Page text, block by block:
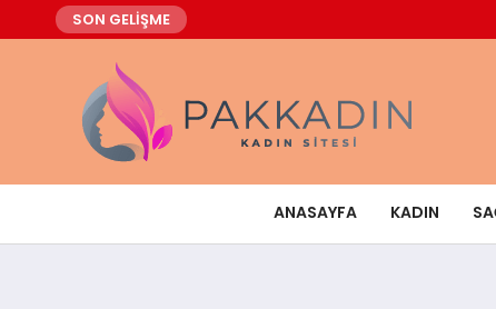
SON GELİŞME
ANASAYFA KADIN